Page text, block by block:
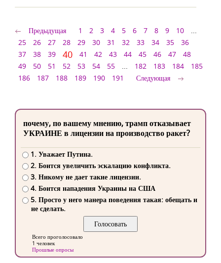
Предыдущая 1 2 3 4 5 6 7 8 9 10
...
25
26 27 28 29 30 31 32 33 34 35
36
37
38 39 40 41 42 43 44 45 46 47
48
49
50 51 52 53 54 55 ... 182 183 184
185
186
187 188 189 190 191 Следующая
почему, по вашему мнению, трамп отказывает
УКРАИНЕ в лицензии на производство ракет?
1. Уважает Путина.
2. Боится увеличить эскалацию конфликта.
3. Никому не дает такие лицензии.
4. Боится нападения Украины на США
5. Просто у него манера поведения такая: обещать и
не сделать.
Всего проголосовало
1 человек
Прошлые опросы